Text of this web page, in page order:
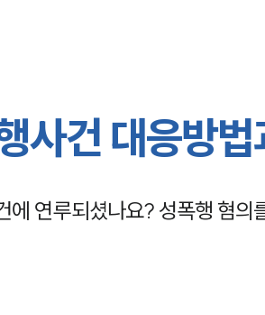
사건 대응방
에 연루되셨나요? 성폭행 혐의